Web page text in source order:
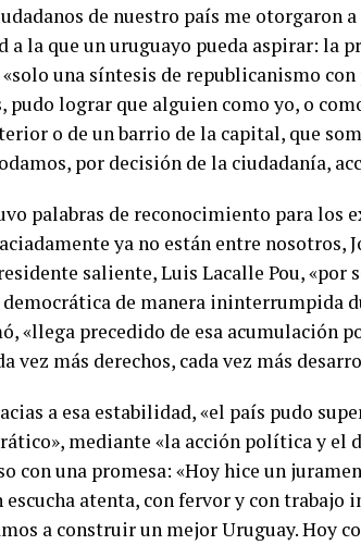
de nuestro país me otorgaron
a la que un uruguayo pueda aspirar: la
una síntesis de republicanismo
pudo lograr que alguien como yo, o
o de un barrio de la capital, que
por decisión de la ciudadanía,
palabras de reconocimiento para los
ya no están entre nosotros,
saliente, Luis Lacalle Pou, «por
de manera ininterrumpida
«llega precedido de esa acumulación
vez más derechos, cada vez más
a esa estabilidad, «el país pudo
mediante «la acción política y el
con una promesa: «Hoy hice un
escucha atenta, con fervor y con trabajo
a construir un mejor Uruguay. Hoy